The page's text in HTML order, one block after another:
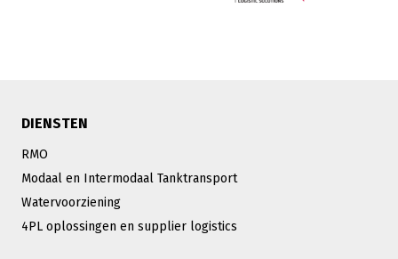
DIENSTEN
RMO
Modaal en Intermodaal Tanktransport
Watervoorziening
4PL oplossingen en supplier logistics